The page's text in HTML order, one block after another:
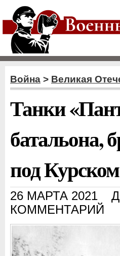
Война > Великая
Танки
батальона,
под Курском
26 МАРТА 2021
КОММЕНТАРИЙ